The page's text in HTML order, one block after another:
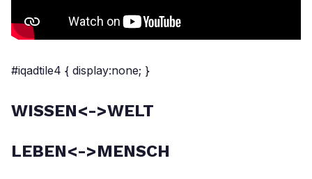
#iqadtile4 { display:none; }
WISSEN<->WELT
LEBEN<->MENSCH